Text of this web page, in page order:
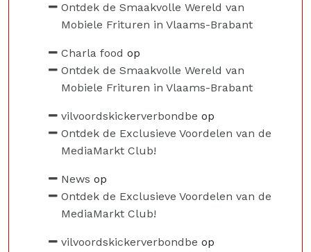
Ontdek de Smaakvolle Wereld van
Mobiele Frituren in Vlaams-Brabant
Charla food op
Ontdek de Smaakvolle Wereld van
Mobiele Frituren in Vlaams-Brabant
vilvoordskickerverbondbe op
Ontdek de Exclusieve Voordelen van de
MediaMarkt Club!
News op
Ontdek de Exclusieve Voordelen van de
MediaMarkt Club!
vilvoordskickerverbondbe op